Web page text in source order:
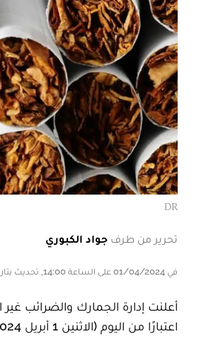
DR
تحرير من طرف جواد الكبوري
في 01/04/2024 على الساعة 14:00, تحديث بتاريخ 01/04/2024 على الساعة 14:00
اعتبارًا من اليوم (الاثنين 1 أبريل 2024).